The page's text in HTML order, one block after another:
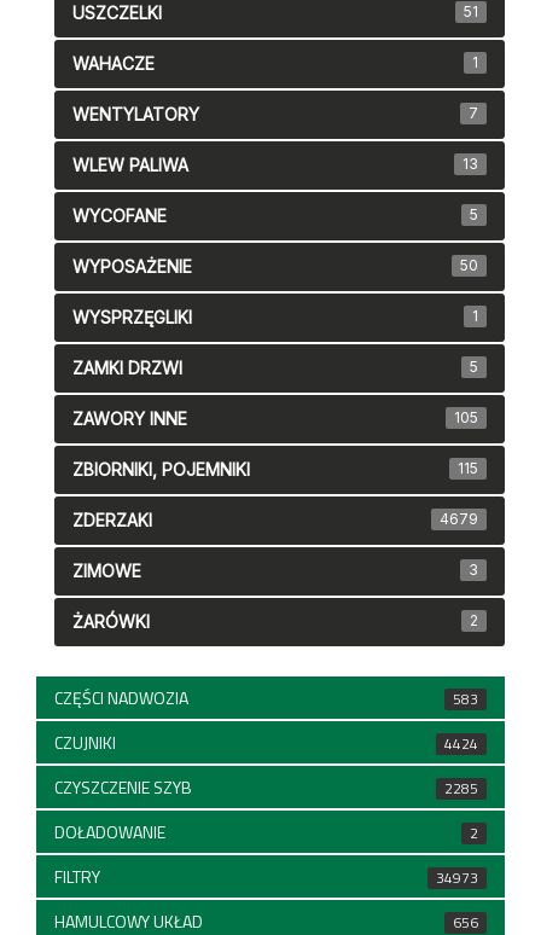
USZCZELKI 51
WAHACZE 1
WENTYLATORY 7
WLEW PALIWA 13
WYCOFANE 5
WYPOSAŻENIE 50
WYSPRZĘGLIKI 1
ZAMKI DRZWI 5
ZAWORY INNE 105
ZBIORNIKI, POJEMNIKI 115
ZDERZAKI 4679
ZIMOWE 3
ŻARÓWKI 2
CZĘŚCI NADWOZIA 583
CZUJNIKI 4424
CZYSZCZENIE SZYB 2285
DOŁADOWANIE 2
FILTRY 34973
HAMULCOWY UKŁAD 656